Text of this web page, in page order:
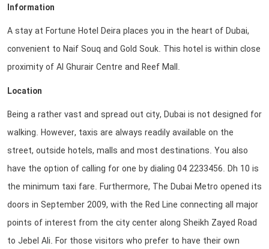
Information
A stay at Fortune Hotel Deira places you in the heart of Dubai,
convenient to Naif Souq and Gold Souk. This hotel is within close
proximity of Al Ghurair Centre and Reef Mall.
Location
Being a rather vast and spread out city, Dubai is not designed for
walking. However, taxis are always readily available on the
street, outside hotels, malls and most destinations. You also
have the option of calling for one by dialing 04 2233456. Dh 10 is
the minimum taxi fare. Furthermore, The Dubai Metro opened its
doors in September 2009, with the Red Line connecting all major
points of interest from the city center along Sheikh Zayed Road
to Jebel Ali. For those visitors who prefer to have their own